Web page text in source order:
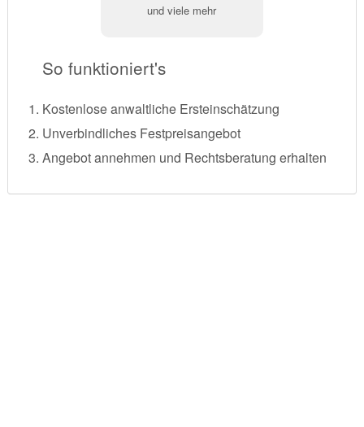
und viele mehr
So funktioniert's
Kostenlose anwaltliche Ersteinschätzung
Unverbindliches Festpreisangebot
Angebot annehmen und Rechtsberatung erhalten